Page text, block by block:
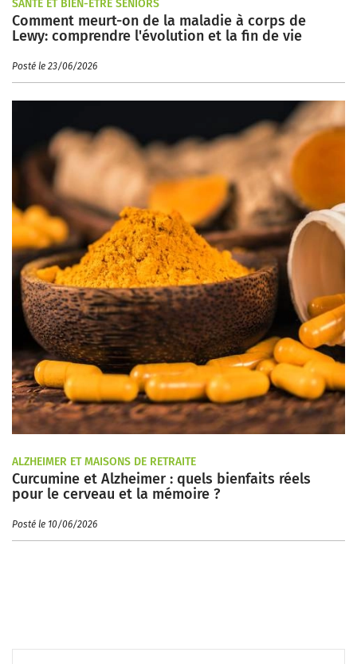
SANTÉ ET BIEN-ÊTRE SENIORS
Comment meurt-on de la maladie à corps de
Lewy: comprendre l'évolution et la fin de vie
Posté le 23/06/2026
ALZHEIMER ET MAISONS DE RETRAITE
Curcumine et Alzheimer : quels bienfaits réels
pour le cerveau et la mémoire ?
Posté le 10/06/2026